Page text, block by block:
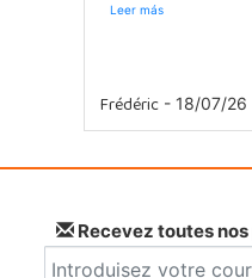
Leer más
Frédéric- 18/07/26
Recevez toutes